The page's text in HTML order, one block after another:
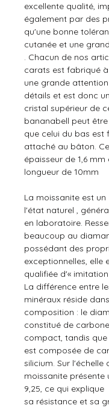
excellente qualité,
également par des
qu'une bonne
cutanée et une
. Chacun de nos
carats est fabriqué
une grande
détails et est donc
cristal supérieur de
bananabell peut
que celui du bas est
attaché au bâton.
épaisseur de 1,6 mm
longueur de
La moissanite est
l'état naturel ,
en laboratoire.
beaucoup au
possédant des
exceptionnelles, elle
qualifiée d'«
La différence entre
minéraux réside
composition : le
constitué de
compact, tandis
est composée de
silicium. Sur l'échelle
moissanite présente
9,25, ce qui explique
sa résistance et sa